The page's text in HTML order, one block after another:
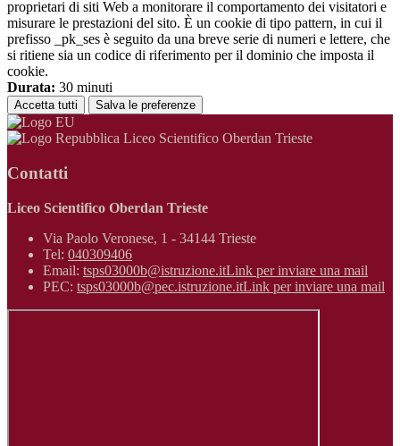
proprietari di siti Web a monitorare il comportamento dei visitatori e
misurare le prestazioni del sito. È un cookie di tipo pattern, in cui il
prefisso _pk_ses è seguito da una breve serie di numeri e lettere, che
si ritiene sia un codice di riferimento per il dominio che imposta il
cookie.
Durata: 30 minuti
Accetta tutti Salva le preferenze
Liceo Scientifico Oberdan Trieste
Contatti
Liceo Scientifico Oberdan Trieste
Via Paolo Veronese, 1 - 34144 Trieste
Tel: 040309406
Email: tsps03000b@istruzione.itLink per inviare una mail
PEC: tsps03000b@pec.istruzione.itLink per inviare una mail